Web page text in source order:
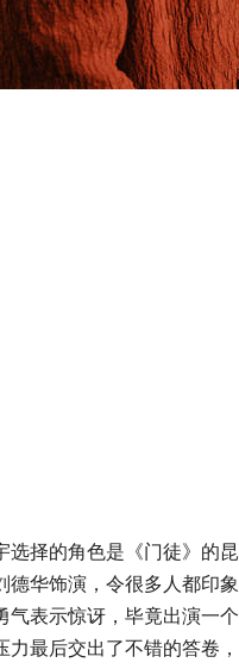
选择的角色是《门徒》的
德华饰演，令很多人都印
气表示惊讶，毕竟出演一
力最后交出了不错的答卷